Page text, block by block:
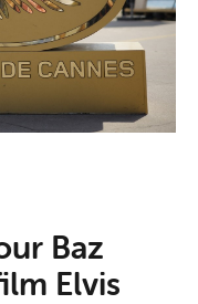
Baz
Elvis